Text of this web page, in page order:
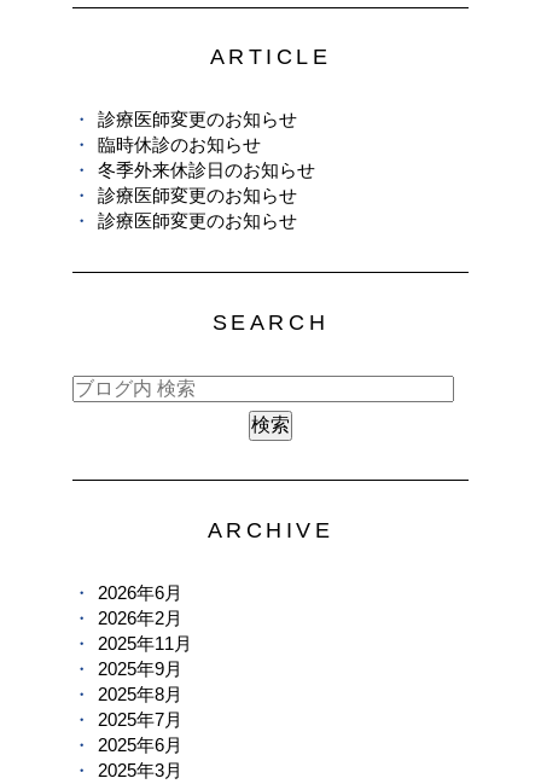
ARTICLE
診療医師変更のお知らせ
臨時休診のお知らせ
冬季外来休診日のお知らせ
診療医師変更のお知らせ
診療医師変更のお知らせ
SEARCH
ARCHIVE
2026年6月
2026年2月
2025年11月
2025年9月
2025年8月
2025年7月
2025年6月
2025年3月